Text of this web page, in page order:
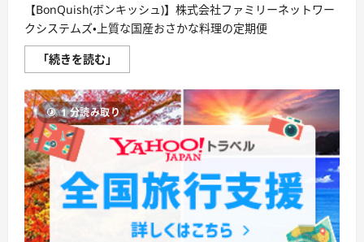
い
て
さ
ら
む
【BonQuish(ボンキッシュ)】株式会社ファミリーネットワー
クシステムズ・上質な国産おさかな料理の定期便
「続きを読む」
ン
ッ
シ
ュ)】
株
式
会
社
フ
ァ
ミ
リ
1 分読み取り